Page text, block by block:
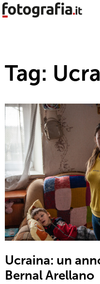
Tag:
Ucraina: un
Bernal Arellano